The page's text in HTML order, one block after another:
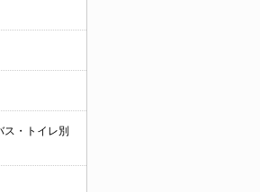
ス・トイレ別